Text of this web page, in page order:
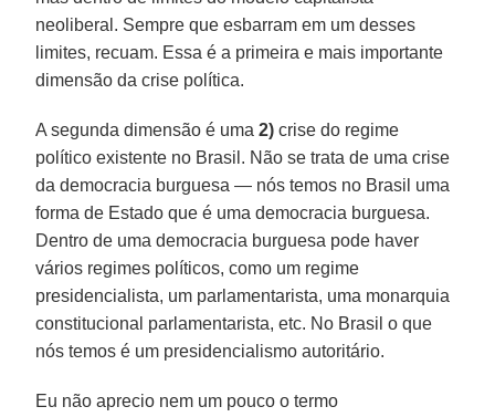
neoliberal. Sempre que esbarram em um desses
limites, recuam. Essa é a primeira e mais importante
dimensão da crise política.
A segunda dimensão é uma2) crise do regime
político existente no Brasil. Não se trata de uma crise
da democracia burguesa — nós temos no Brasil uma
forma de Estado que é uma democracia burguesa.
Dentro de uma democracia burguesa pode haver
vários regimes políticos, como um regime
presidencialista, um parlamentarista, uma monarquia
constitucional parlamentarista, etc. No Brasil o que
nós temos é um presidencialismo autoritário.
Eu não aprecio nem um pouco o termo